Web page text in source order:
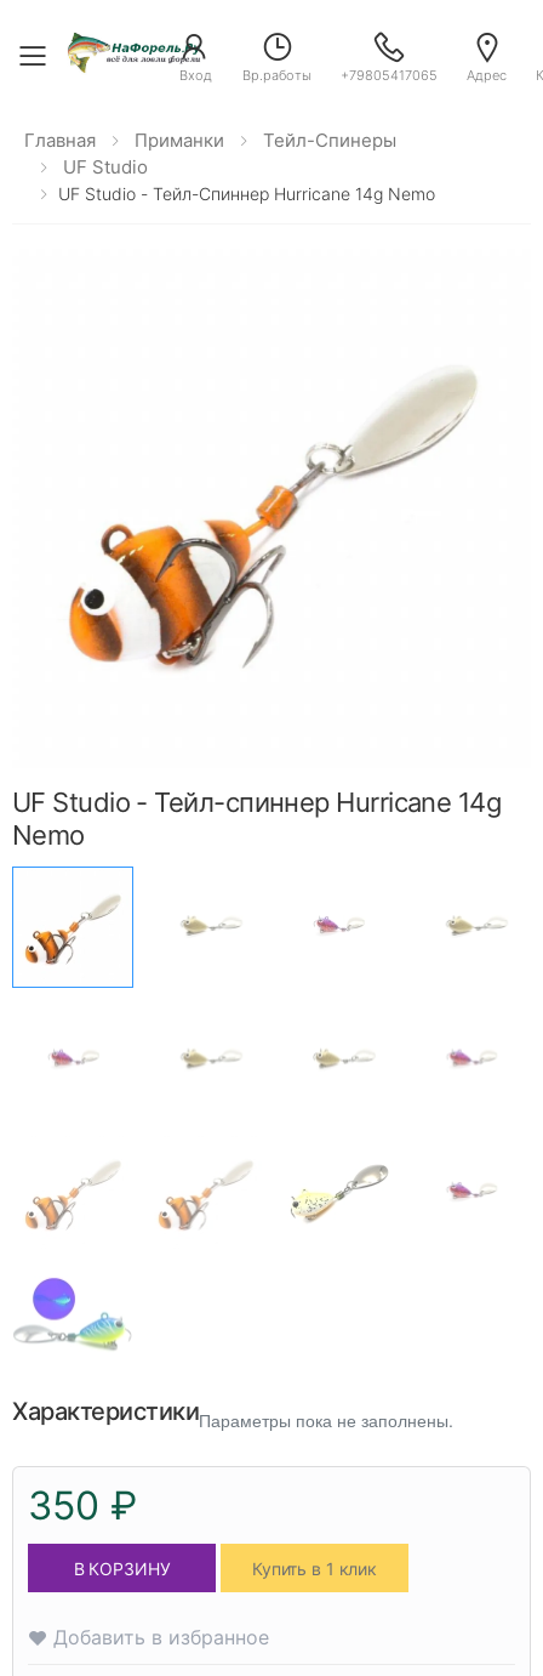
Toggle menu
Вход Вр.работы +79805417065 Адрес
Главная Приманки
Тейл-Спинеры
UF Studio
UF Studio - Тейл-Спиннер Hurricane 14g Nemo
UF Studio - Тейл-спиннер Hurricane 14g
Nemo
ХарактеристикиПараметры пока не заполнены.
350 ₽
В КОРЗИНУ Купить в 1 клик
Добавить в избранное